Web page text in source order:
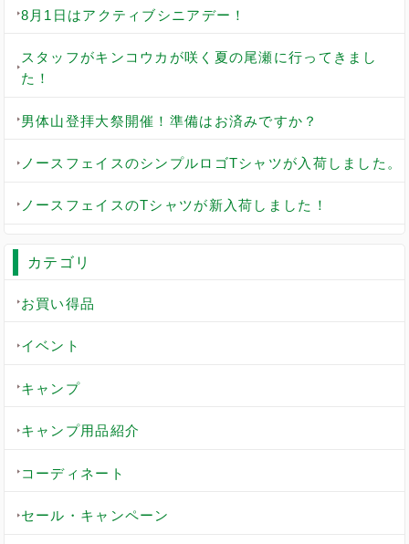
8月1日はアクティブシニアデー！
スタッフがキンコウカが咲く夏の尾瀬に行ってきまし
た！
男体山登拝大祭開催！準備はお済みですか？
ノースフェイスのシンプルロゴTシャツが入荷しました。
ノースフェイスのTシャツが新入荷しました！
カテゴリ
お買い得品
イベント
キャンプ
キャンプ用品紹介
コーディネート
セール・キャンペーン